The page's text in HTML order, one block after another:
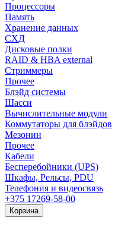
Процессоры
Память
Хранение данных
СХД
Дисковые полки
RAID & HBA external
Стриммеры
Прочее
Блэйд системы
Шасси
Вычислительные модули
Коммутаторы для блэйдов
Мезонин
Прочее
Кабели
Бесперебойники (UPS)
Шкафы, Рельсы, PDU
Телефония и видеосвязь
+375 17269-58-00
Корзина